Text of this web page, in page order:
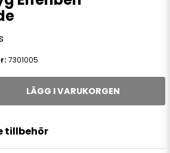
7301005
LÄGG I VARUKORGEN
tillbehör